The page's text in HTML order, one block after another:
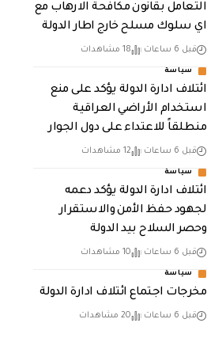
التعامل بقانون مكافحة الارهاب مع
اي سلوك مسلح خارج اطار الدولة
قبل 6 ساعات 18 مشاهدات
سياسة
ائتلاف ادارة الدولة يؤكد على منع
استخدام الأراضي العراقية
منطلقاً للاعتداء على دول الجوار
قبل 6 ساعات 12 مشاهدات
سياسة
ائتلاف ادارة الدولة يؤكد دعمه
لجهود حفظ الأمن والاستقرار
وحصر السلاح بيد الدولة
قبل 6 ساعات 10 مشاهدات
سياسة
مخرجات اجتماع ائتلاف ادارة الدولة
قبل 6 ساعات 20 مشاهدات